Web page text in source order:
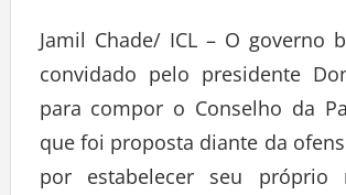
Jamil Chade/ ICL – O governo
convidado pelo presidente
para compor o Conselho da
que foi proposta diante da
por estabelecer seu próprio